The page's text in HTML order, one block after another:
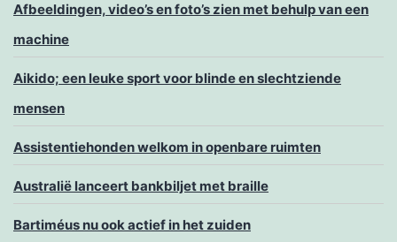
Afbeeldingen, video’s en foto’s zien met behulp van een
machine
Aikido; een leuke sport voor blinde en slechtziende
mensen
Assistentiehonden welkom in openbare ruimten
Australië lanceert bankbiljet met braille
Bartiméus nu ook actief in het zuiden